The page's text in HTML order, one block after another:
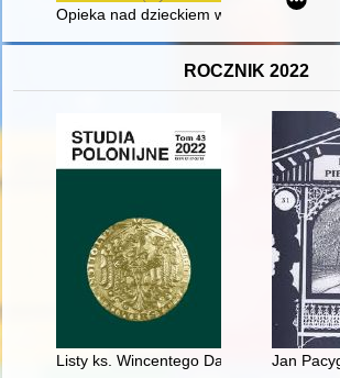
Opieka nad dzieckiem w pracach
ROCZNIK 2022
Listy ks. Wincentego Danka do abp.
Jan